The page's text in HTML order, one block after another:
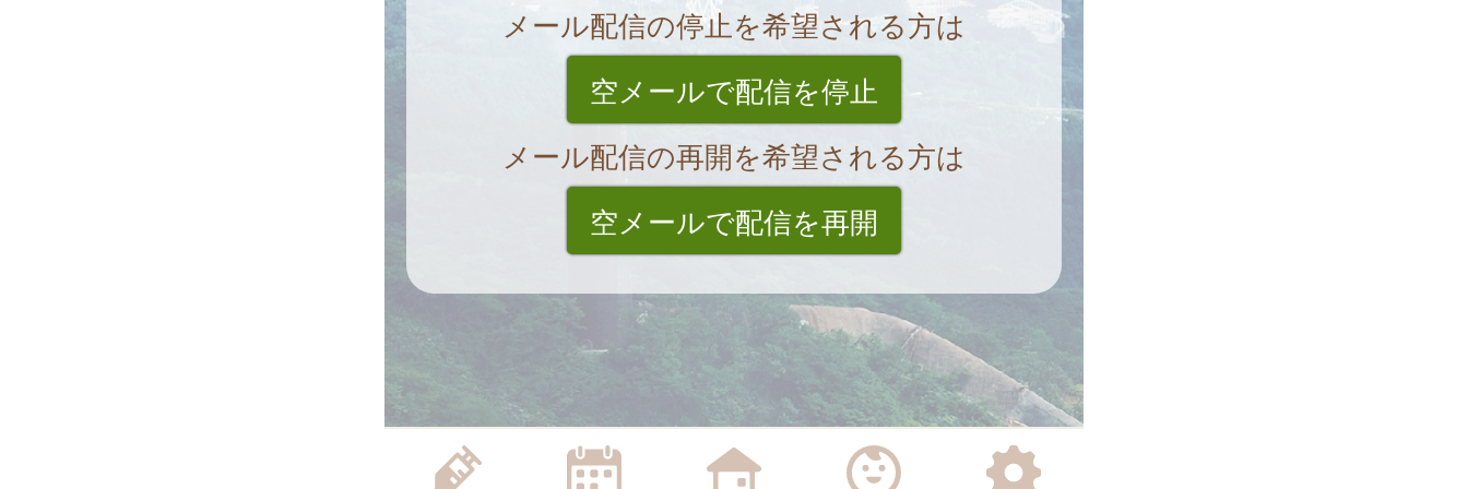
メール配信の停止を希望される方は
空メールで配信を停止
メール配信の再開を希望される方は
空メールで配信を再開